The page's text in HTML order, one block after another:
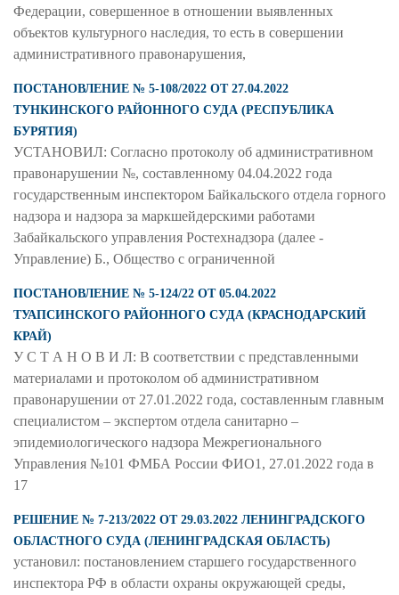
Федерации, совершенное в отношении выявленных
объектов культурного наследия, то есть в совершении
административного правонарушения,
ПОСТАНОВЛЕНИЕ № 5-108/2022 ОТ 27.04.2022
ТУНКИНСКОГО РАЙОННОГО СУДА (РЕСПУБЛИКА
БУРЯТИЯ)
УСТАНОВИЛ: Согласно протоколу об административном
правонарушении №, составленному 04.04.2022 года
государственным инспектором Байкальского отдела горного
надзора и надзора за маркшейдерскими работами
Забайкальского управления Ростехнадзора (далее -
Управление) Б., Общество с ограниченной
ПОСТАНОВЛЕНИЕ № 5-124/22 ОТ 05.04.2022
ТУАПСИНСКОГО РАЙОННОГО СУДА (КРАСНОДАРСКИЙ
КРАЙ)
У С Т А Н О В И Л: В соответствии с представленными
материалами и протоколом об административном
правонарушении от 27.01.2022 года, составленным главным
специалистом – экспертом отдела санитарно –
эпидемиологического надзора Межрегионального
Управления №101 ФМБА России ФИО1, 27.01.2022 года в
17
РЕШЕНИЕ № 7-213/2022 ОТ 29.03.2022 ЛЕНИНГРАДСКОГО
ОБЛАСТНОГО СУДА (ЛЕНИНГРАДСКАЯ ОБЛАСТЬ)
установил: постановлением старшего государственного
инспектора РФ в области охраны окружающей среды,